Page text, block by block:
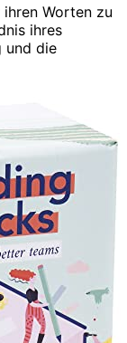
Worten zu
ihres
und die